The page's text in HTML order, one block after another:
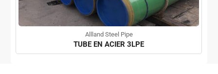
Allland Steel Pipe
TUBE EN ACIER 3LPE